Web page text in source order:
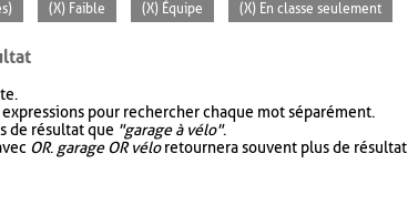
(X) Faible (X) Équipe (X) En classe seulement
pour rechercher chaque mot séparément.
de résultat que "garage à vélo".
OR. garage OR véloretournera souvent plus de résultat